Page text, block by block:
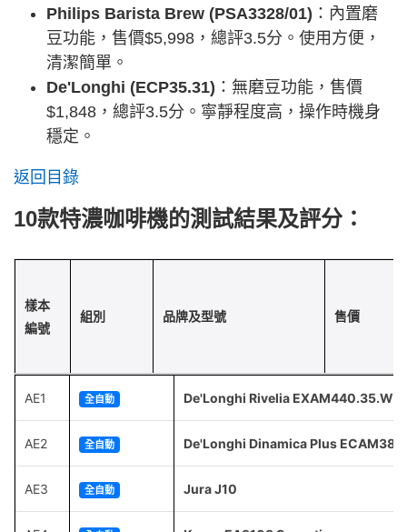
Philips Barista Brew (PSA3328/01) ：內置磨
豆功能，售價$5,998，總評3.5分。使用方便，
清潔簡單。
De'Longhi (ECP35.31) ：無磨豆功能，售價
$1,848，總評3.5分。寧靜程度高，操作時機身
穩定。
返回目錄
10款特濃咖啡機的測試結果及評分：
樣本
編號
組別 品牌及型號 售價
AE1 全自動 De'Longhi Rivelia EXAM440.35.W
AE2 全自動 De'Longhi Dinamica Plus
AE3 全自動 Jura J10